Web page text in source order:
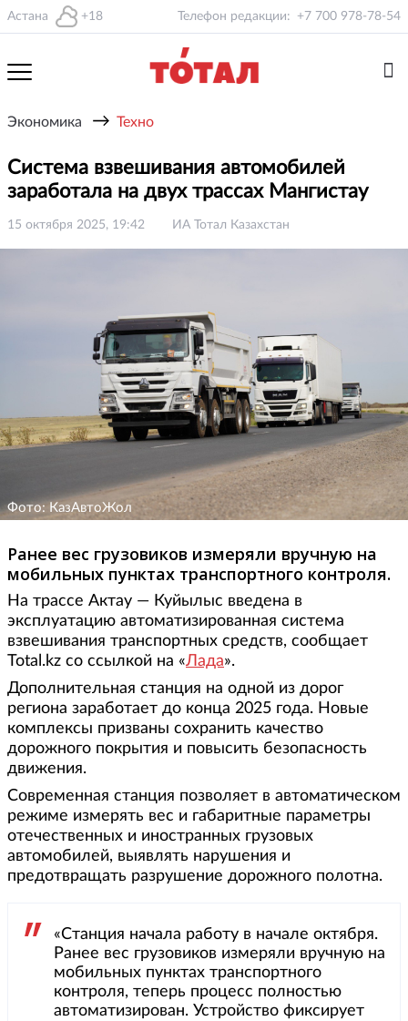
Астана +18 Телефон редакции: +7 700 978-78-54
Экономика → Техно
Система взвешивания автомобилей
заработала на двух трассах Мангистау
15 октября 2025, 19:42 ИА Тотал Казахстан
Фото: КазАвтоЖол
Ранее вес грузовиков измеряли вручную на
мобильных пунктах транспортного контроля.
На трассе Актау — Куйылыс введена в
эксплуатацию автоматизированная система
взвешивания транспортных средств, сообщает
Total.kz со ссылкой на «Лада».
Дополнительная станция на одной из дорог
региона заработает до конца 2025 года. Новые
комплексы призваны сохранить качество
дорожного покрытия и повысить безопасность
движения.
Современная станция позволяет в автоматическом
режиме измерять вес и габаритные параметры
отечественных и иностранных грузовых
автомобилей, выявлять нарушения и
предотвращать разрушение дорожного полотна.
«Станция начала работу в начале октября.
Ранее вес грузовиков измеряли вручную на
мобильных пунктах транспортного
контроля, теперь процесс полностью
автоматизирован. Устройство фиксирует